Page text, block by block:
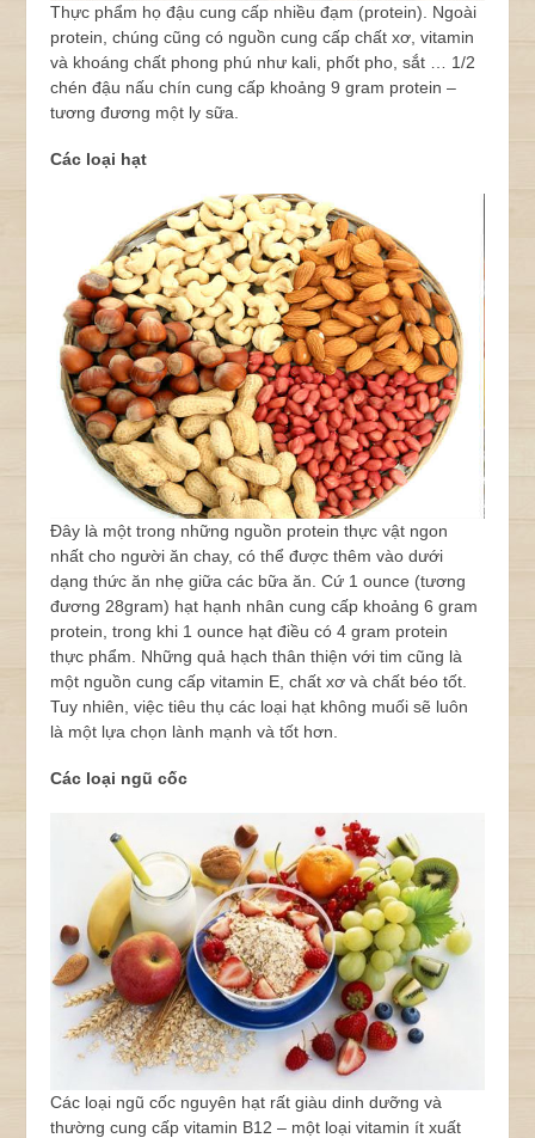
Thực phẩm họ đậu cung cấp nhiều đạm (protein). Ngoài
protein, chúng cũng có nguồn cung cấp chất xơ, vitamin
và khoáng chất phong phú như kali, phốt pho, sắt … 1/2
chén đậu nấu chín cung cấp khoảng 9 gram protein –
tương đương một ly sữa.
Các loại hạt
Đây là một trong những nguồn protein thực vật ngon
nhất cho người ăn chay, có thể được thêm vào dưới
dạng thức ăn nhẹ giữa các bữa ăn. Cứ 1 ounce (tương
đương 28gram) hạt hạnh nhân cung cấp khoảng 6 gram
protein, trong khi 1 ounce hạt điều có 4 gram protein
thực phẩm. Những quả hạch thân thiện với tim cũng là
một nguồn cung cấp vitamin E, chất xơ và chất béo tốt.
Tuy nhiên, việc tiêu thụ các loại hạt không muối sẽ luôn
là một lựa chọn lành mạnh và tốt hơn.
Các loại ngũ cốc
Các loại ngũ cốc nguyên hạt rất giàu dinh dưỡng và
thường cung cấp vitamin B12 – một loại vitamin ít xuất